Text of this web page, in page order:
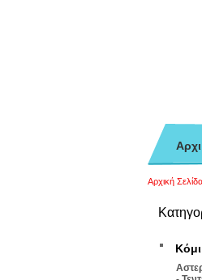
Αρχική Σελίδα